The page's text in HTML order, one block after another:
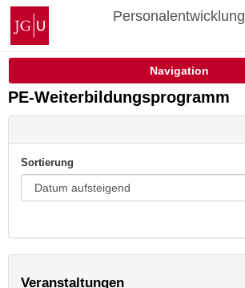
Zum
Inhalt
springen
Johannes
Gutenberg-
Universität
Personalentwicklung
Navigation
PE-Weiterbildungsprogramm
Sortierung
Veranstaltungen